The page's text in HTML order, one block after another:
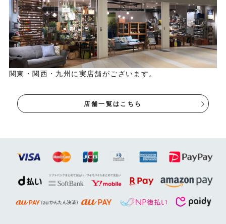
木の質感を生かしたオイル塗装仕上げ
木の質感を楽しめるよう、木表面は塗膜を作らないオイル
塗装で仕上げています。経年変化が出やすく、使い込む程
に味わい深さが増していく仕上げです。 ご自身で簡単にメ
けます。
関東・関西・九州に実店舗がございます。
店舗一覧はこちら